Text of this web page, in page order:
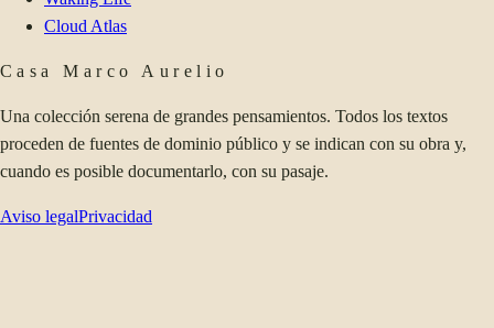
Cloud Atlas
Casa Marco Aurelio
Una colección serena de grandes pensamientos. Todos los textos
proceden de fuentes de dominio público y se indican con su obra y,
cuando es posible documentarlo, con su pasaje.
Aviso legalPrivacidad